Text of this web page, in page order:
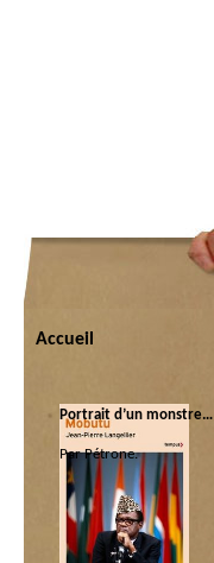
Accueil
Portrait d’un monstre…
Par Pétrone.
Catégorie :
Bios| Libri